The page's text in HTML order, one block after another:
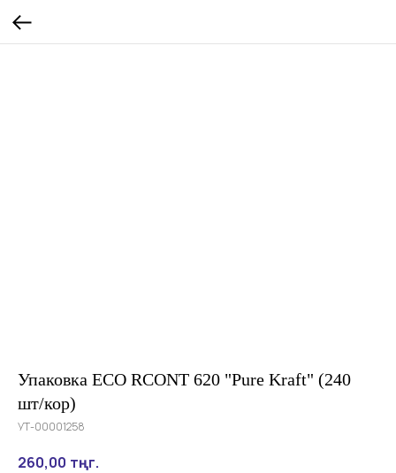
Упаковка ECO RCONT 620 "Pure Kraft" (240
шт/кор)
УТ-00001258
260,00 тңг.